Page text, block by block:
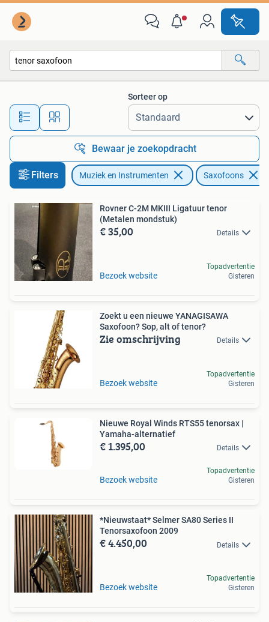
Alle afstanden…
Sorteer op
Bewaar je zoekopdracht
Filters Muziek en Instrumenten Saxofoons
Rovner C-2M MKIII Ligatuur tenor
(Metalen mondstuk)
€ 35,00 Details
Bezoek website
Topadvertentie
Gisteren
Zoekt u een nieuwe YANAGISAWA
Saxofoon? Sop, alt of tenor?
Zie omschrijving Details
Bezoek website
Topadvertentie
Gisteren
Nieuwe Royal Winds RTS55 tenorsax |
Yamaha-alternatief
€ 1.395,00 Details
Bezoek website
Topadvertentie
Gisteren
*Nieuwstaat* Selmer SA80 Series II
Tenorsaxofoon 2009
€ 4.450,00 Details
Bezoek website
Topadvertentie
Gisteren